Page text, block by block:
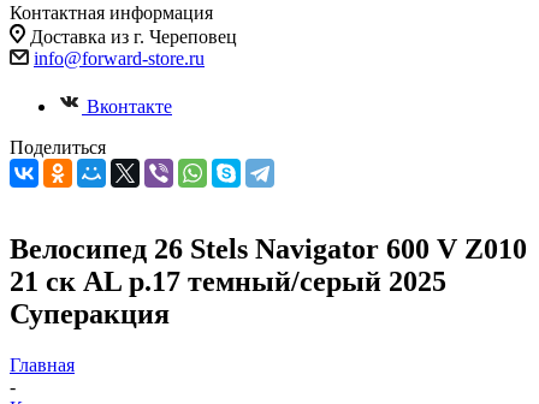
Контактная информация
Доставка из г. Череповец
info@forward-store.ru
Вконтакте
Поделиться
Велосипед 26 Stels Navigator 600 V Z010
21 ск AL р.17 темный/серый 2025
Суперакция
Главная
-